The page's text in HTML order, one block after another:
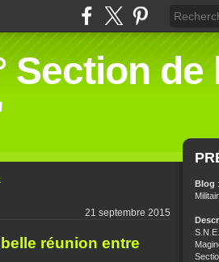
Section de
21 septembre 2015
réunion entre
Blog